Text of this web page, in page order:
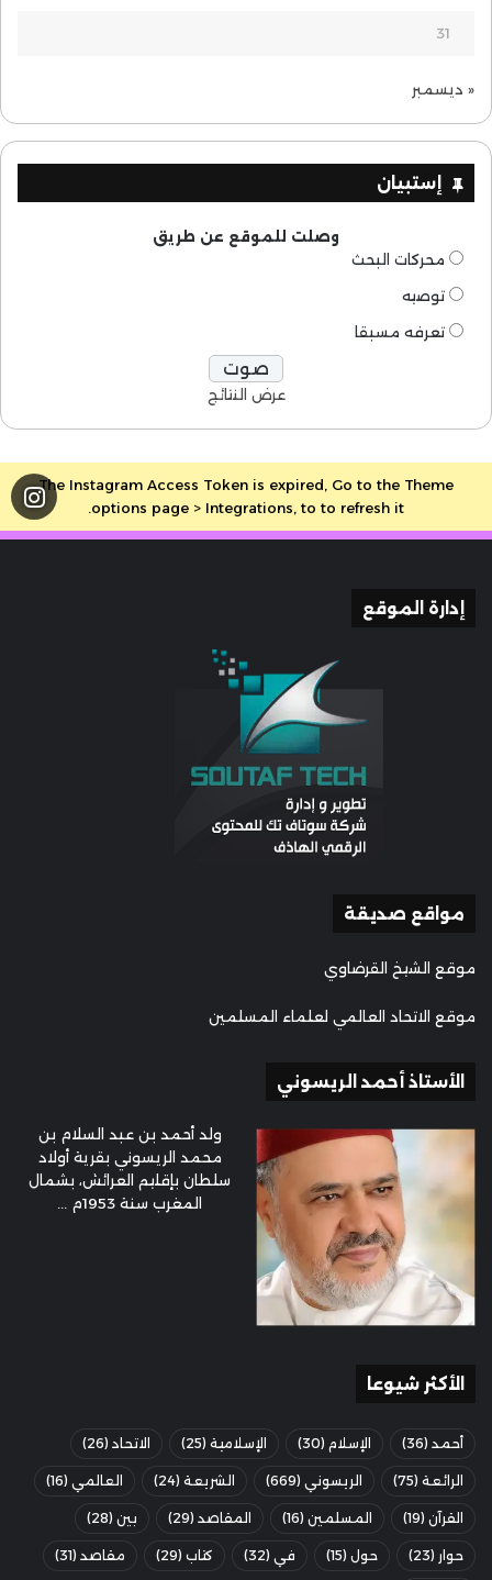
31
« ديسمبر
إستبيان
وصلت للموقع عن طريق
محركات البحث
توصيه
تعرفه مسبقا
عرض النتائج
The Instagram Access Token is expired, Go to the Theme
options page > Integrations, to to refresh it.
إدارة الموقع
مواقع صديقة
موقع الشيخ القرضاوي
موقع الاتحاد العالمي لعلماء المسلمين
الأستاذ أحمد الريسوني
ولد أحمد بن عبد السلام بن
محمد الريسوني بقرية أولاد
سلطان بإقليم العرائش، بشمال
المغرب سنة 1953م ...
الأكثر شيوعا
أحمد (36) الإسلام (30) الإسلامية (25) الاتحاد (26)
الرائعة (75) الريسوني (669) الشريعة (24) العالمي (16)
القرآن (19) المسلمين (16) المقاصد (29) بين (28)
حوار (23) حول (15) في (32) كتاب (29) مقاصد (31)